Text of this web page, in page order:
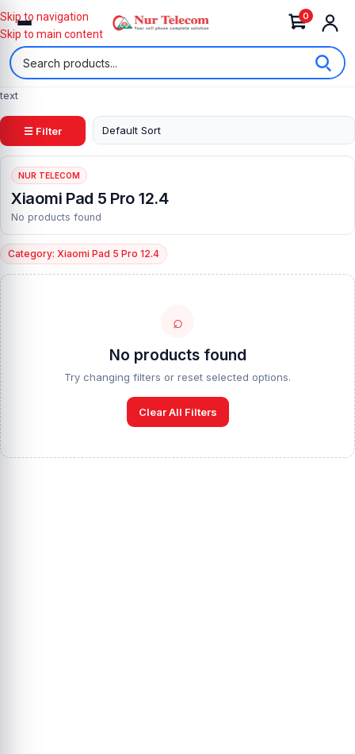
0
Skip to navigation
Skip to main content
text
☰ Filter
NUR TELECOM
Xiaomi Pad 5 Pro 12.4
No products found
Category: Xiaomi Pad 5 Pro 12.4
⌕
No products found
Try changing filters or reset selected options.
Clear All Filters